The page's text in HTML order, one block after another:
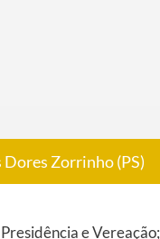
Dores Zorrinho (PS)
e Vereação;